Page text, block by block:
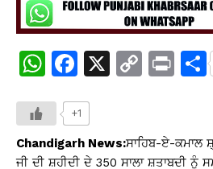
W
at
s
F
c
e
X
C
y
Pr S
+1
Chandigarh News:ਸਾਹਿਬ-ਏ-ਕਮਾਲ
ਜੀ ਦੀ ਸ਼ਹੀਦੀ ਦੇ 350 ਸਾਲਾ ਸ਼ਤਾਬਦੀ ਨੂੰ